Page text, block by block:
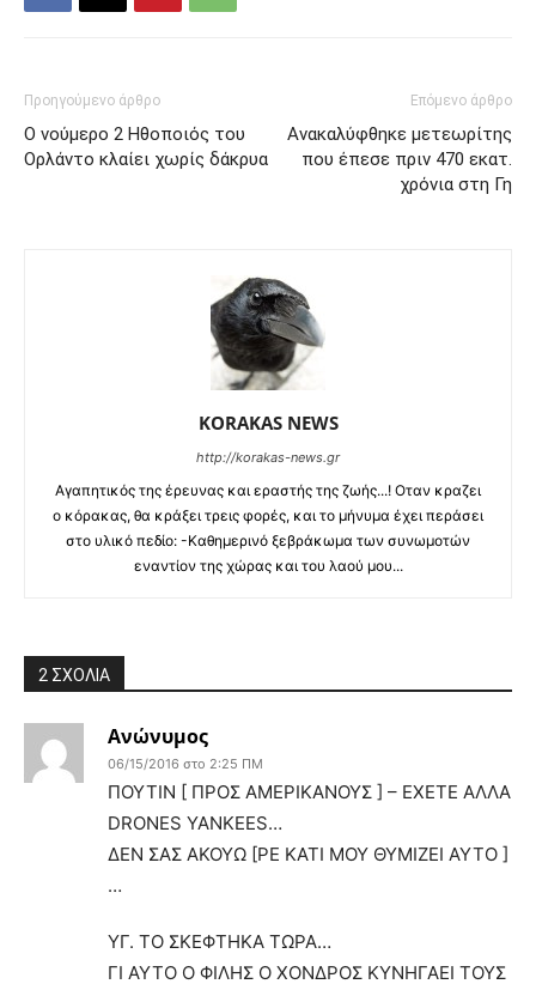
Προηγούμενο άρθρο
Ο νούμερο 2 Ηθοποιός του
Ορλάντο κλαίει χωρίς δάκρυα
Επόμενο άρθρο
Ανακαλύφθηκε μετεωρίτης
που έπεσε πριν 470 εκατ.
χρόνια στη Γη
KORAKAS NEWS
http://korakas-news.gr
Αγαπητικός της έρευνας και εραστής της ζωής...! Οταν κραζει
ο κόρακας, θα κράξει τρεις φορές, και το μήνυμα έχει περάσει
στο υλικό πεδίο: -Καθημερινό ξεβράκωμα των συνωμοτών
εναντίον της χώρας και του λαού μου...
2 ΣΧΟΛΙΑ
Ανώνυμος
06/15/2016 στο 2:25 ΠΜ
ΠΟΥΤΙΝ [ ΠΡΟΣ ΑΜΕΡΙΚΑΝΟΥΣ ] – ΕΧΕΤΕ ΑΛΛΑ
DRONES YANKΕES…
ΔΕΝ ΣΑΣ ΑΚΟΥΩ [ΡΕ ΚΑΤΙ ΜΟΥ ΘΥΜΙΖΕΙ ΑΥΤΟ ]
…
ΥΓ. ΤΟ ΣΚΕΦΤΗΚΑ ΤΩΡΑ…
ΓΙ ΑΥΤΟ Ο ΦΙΛΗΣ Ο ΧΟΝΔΡΟΣ ΚΥΝΗΓΑΕΙ ΤΟΥΣ